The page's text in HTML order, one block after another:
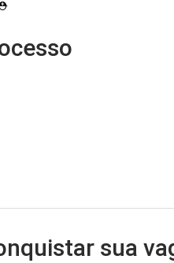
sua